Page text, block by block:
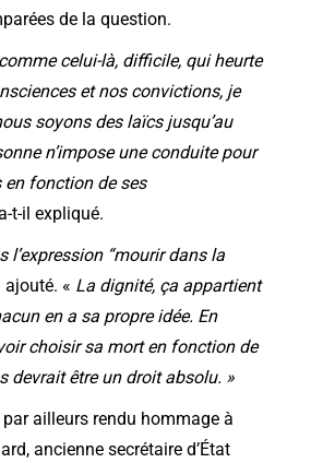
de la question.
celui-là, difficile, qui heurte
et nos convictions, je
soyons des laïcs jusqu’au
n’impose une conduite pour
en fonction de ses
t-il expliqué.
l’expression “mourir dans la
ajouté. « La dignité, ça appartient
en a sa propre idée. En
choisir sa mort en fonction de
devrait être un droit absolu. »
par ailleurs rendu hommage à
ancienne secrétaire d’État